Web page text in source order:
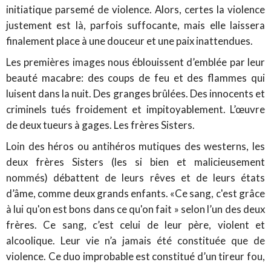
initiatique parsemé de violence. Alors, certes la violence
justement est là, parfois suffocante, mais elle laissera
finalement place à une douceur et une paix inattendues.
Les premières images nous éblouissent d’emblée par leur
beauté macabre: des coups de feu et des flammes qui
luisent dans la nuit. Des granges brûlées. Des innocents et
criminels tués froidement et impitoyablement. L’œuvre
de deux tueurs à gages. Les frères Sisters.
Loin des héros ou antihéros mutiques des westerns, les
deux frères Sisters (les si bien et malicieusement
nommés) débattent de leurs rêves et de leurs états
d’âme, comme deux grands enfants. «Ce sang, c'est grâce
à lui qu'on est bons dans ce qu'on fait » selon l’un des deux
frères. Ce sang, c’est celui de leur père, violent et
alcoolique. Leur vie n’a jamais été constituée que de
violence. Ce duo improbable est constitué d’un tireur fou,